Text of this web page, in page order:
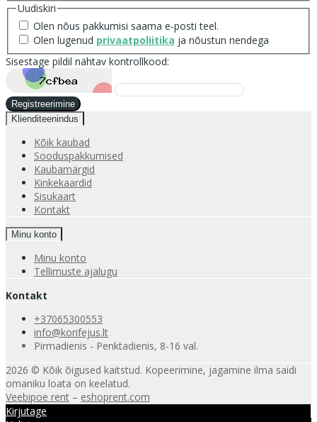
Uudiskiri
Olen nõus pakkumisi saama e-posti teel.
Olen lugenud privaatpoliitika ja nõustun nendega
Sisestage pildil nähtav kontrollkood:
Klienditeenindus
Kõik kaubad
Sooduspakkumised
Kaubamärgid
Kinkekaardid
Sisukaart
Kontakt
Minu konto
Minu konto
Tellimuste ajalugu
Kontakt
+37065300553
info@korifejus.lt
Pirmadienis - Penktadienis, 8-16 val.
2026 © Kõik õigused kaitstud. Kopeerimine, jagamine ilma saidi
omaniku loata on keelatud.
Veebipoe rent – eshoprent.com
Kirjutage